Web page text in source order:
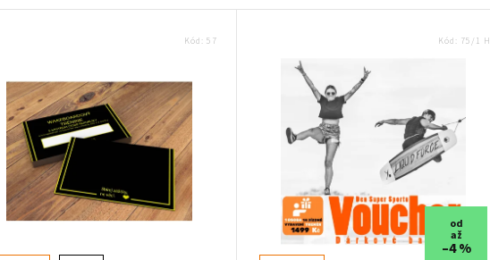
Kód: 57
od
až
–4 %
Kód: 75/1 H